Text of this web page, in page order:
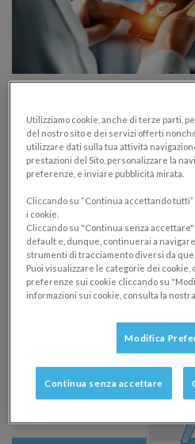
utilizzarli nella tua
POS E PAGAMENTI ELETTRONICI
08/04/2025
I pagamenti digitali hanno
conoscerli e accettarli è
imprese e professionisti.
Utilizziamo cookie, anche di terze parti,
del nostro sito e dei servizi offerti
utilizzare dati sulla tua attività
prestazioni del Sito, personalizzare la
preferenze, e inviare pubblicità mirata.
Cliccando su “Continua accettando
i cookie.
Cliccando su "Continua senza
default e, dunque, continuerai a
strumenti di tracciamento diversi da
Puoi visualizzare le categorie dei
preferenze sui cookie cliccando su
informazioni sui cookie, consulta la nostra
Modifica
Continua senza accettare